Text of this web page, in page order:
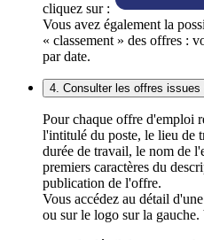
cliquez sur :
Vous avez également la
« classement » des offres :
par date.
4. Consulter les offres issues
Pour chaque offre d'emploi
l'intitulé du poste, le lieu de
durée de travail, le nom de
premiers caractères du
publication de l'offre.
Vous accédez au détail
ou sur le logo sur la gauche.